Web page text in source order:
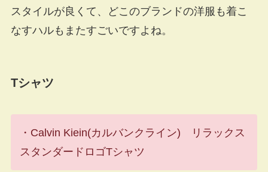
スタイルが良くて、どこのブランドの洋服も着こ
なすハルもまたすごいですよね。
Tシャツ
・Calvin Kiein(カルバンクライン) リラックス
スタンダードロゴTシャツ